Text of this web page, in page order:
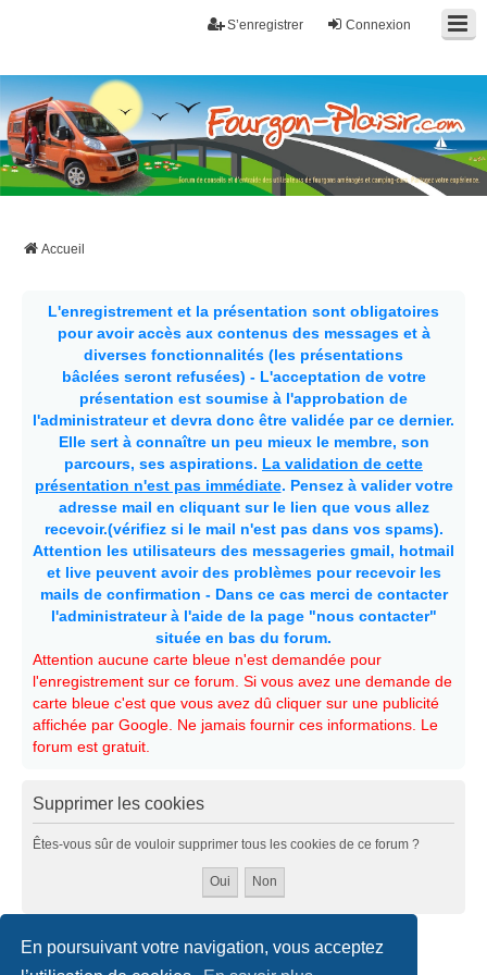
En poursuivant votre navigation, vous acceptez
Connexion
S’enregistrer
Fourgon-plaisir.com
Forum de conseils et d'entraide des utilisateurs de fourgons, fourgons
aménagés, vans et de camping-car. Partagez votre expérience.
Accueil
L'enregistrement et la présentation sont obligatoires
pour avoir accès aux contenus des messages et à
diverses fonctionnalités (les présentations
bâclées seront refusées) - L'acceptation de votre
présentation est soumise à l'approbation de
l'administrateur et devra donc être validée par ce dernier.
Elle sert à connaître un peu mieux le membre, son
parcours, ses aspirations. La validation de cette
présentation n'est pas immédiate. Pensez à valider votre
adresse mail en cliquant sur le lien que vous allez
recevoir.(vérifiez si le mail n'est pas dans vos spams).
Attention les utilisateurs des messageries gmail, hotmail
et live peuvent avoir des problèmes pour recevoir les
mails de confirmation - Dans ce cas merci de contacter
l'administrateur à l'aide de la page "nous contacter"
située en bas du forum.
Attention aucune carte bleue n'est demandée pour
l'enregistrement sur ce forum. Si vous avez une demande de
carte bleue c'est que vous avez dû cliquer sur une publicité
affichée par Google. Ne jamais fournir ces informations. Le
forum est gratuit.
Supprimer les cookies
Êtes-vous sûr de vouloir supprimer tous les cookies de ce forum ?
Accueil Politiques & cookies Nous contacter